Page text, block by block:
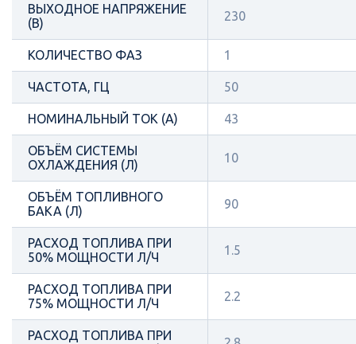
ВЫХОДНОЕ НАПРЯЖЕНИЕ
(В)
230
КОЛИЧЕСТВО ФАЗ 1
ЧАСТОТА, ГЦ 50
НОМИНАЛЬНЫЙ ТОК (А) 43
ОБЪЁМ СИСТЕМЫ
ОХЛАЖДЕНИЯ (Л)
10
ОБЪЁМ ТОПЛИВНОГО
БАКА (Л)
90
РАСХОД ТОПЛИВА ПРИ
50% МОЩНОСТИ Л/Ч
1.5
РАСХОД ТОПЛИВА ПРИ
75% МОЩНОСТИ Л/Ч
2.2
РАСХОД ТОПЛИВА ПРИ